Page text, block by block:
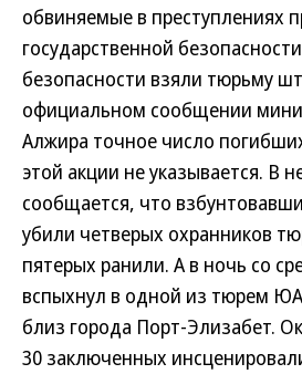
обвиняемые в преступлениях
государственной
безопасности взяли тюрьму
официальном сообщении
Алжира точное число
этой акции не указывается. В
сообщается, что
убили четверых охранников
пятерых ранили. А в ночь со
вспыхнул в одной из тюрем
близ города Порт-Элизабет.
30 заключенных